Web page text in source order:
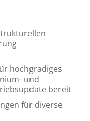
hochgradiges
und
bereit
für diverse